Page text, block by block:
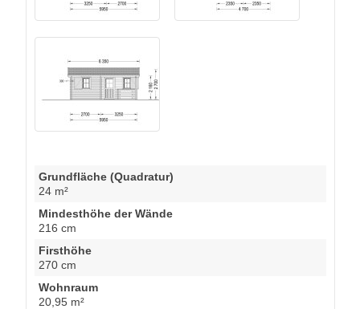
Grundfläche (Quadratur)
24 m²
Mindesthöhe der Wände
216 cm
Firsthöhe
270 cm
Wohnraum
20,95 m²